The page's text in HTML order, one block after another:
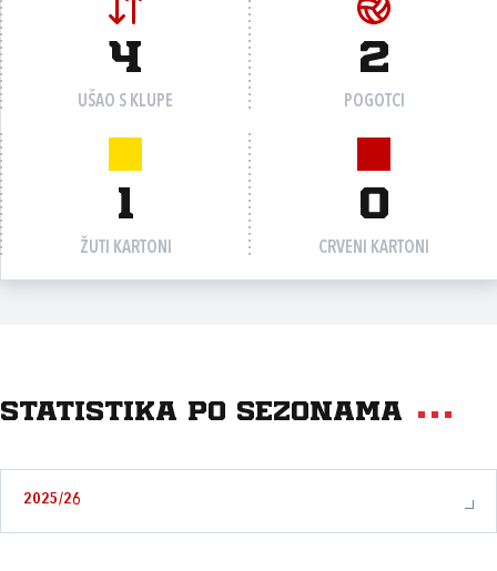
4
UŠAO S KLUPE
2
POGOTCI
1
ŽUTI KARTONI
0
CRVENI KARTONI
Statistika po sezonama
2025/26